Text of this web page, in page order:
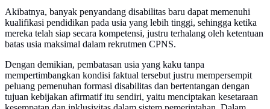
Akibatnya, banyak penyandang disabilitas baru dapat memenuhi
kualifikasi pendidikan pada usia yang lebih tinggi, sehingga ketika
mereka telah siap secara kompetensi, justru terhalang oleh ketentuan
batas usia maksimal dalam rekrutmen CPNS.
Dengan demikian, pembatasan usia yang kaku tanpa
mempertimbangkan kondisi faktual tersebut justru mempersempit
peluang pemenuhan formasi disabilitas dan bertentangan dengan
tujuan kebijakan afirmatif itu sendiri, yaitu menciptakan kesetaraan